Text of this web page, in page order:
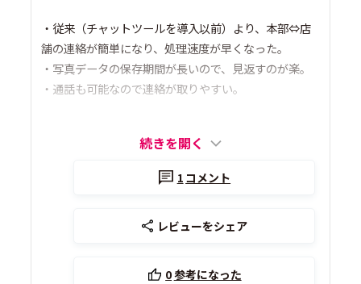
・従来（チャットツールを導入以前）より、本部⇔店
舗の連絡が簡単になり、処理速度が早くなった。
・写真データの保存期間が長いので、見返すのが楽。
・通話も可能なので連絡が取りやすい。
続きを開く
1 コメント
レビューをシェア
0参考になった